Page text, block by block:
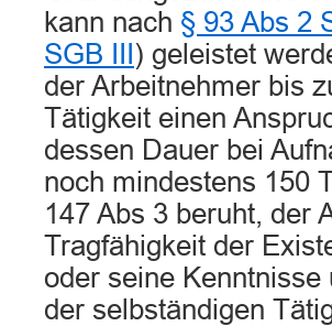
kann nach § 93 Abs 2
SGB III ) geleistet
der Arbeitnehmer bis
Tätigkeit einen
dessen Dauer bei
noch mindestens 150
147 Abs 3 beruht, der
Tragfähigkeit der
oder seine
der selbständigen